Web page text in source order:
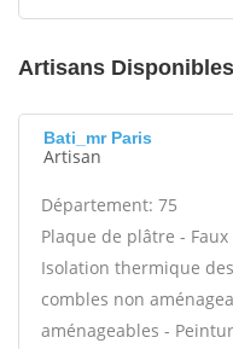
Artisans Disponibles
Bati_mr Paris
Artisan
Département: 75
Plaque de plâtre -
Isolation thermique
combles non
aménageables -